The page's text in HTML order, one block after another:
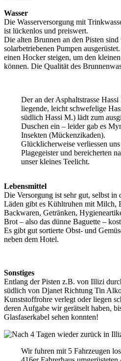
Wasser
Die Wasserversorgung mit
ist lückenlos und preiswert.
Die alten Brunnen an den Pisten
solarbetriebenen Pumpen
einen Hocker steigen, um den
können. Die Qualität des
Der an der Asphaltstrasse
liegende, leicht schwefelige
südlich Hassi M.) lädt zum
Duschen ein – leider gab es
Insekten (Mückenzikaden).
Glücklicherweise verliessen
Plagegeister und bereicherten
unser kleines Teelicht.
Lebensmittel
Die Versorgung ist sehr gut, selbst in
Läden gibt es Kühltruhen mit Milch,
Backwaren, Getränken,
Brot – also das dünne Baguette –
Es gibt gut sortierte Obst- und
neben dem Hotel.
Sonstiges
Entlang der Pisten z.B. von Illizi
südlich von Djanet Richtung Tin
Kunststoffrohre verlegt oder liegen
deren Aufgabe wir gerätselt haben,
Glasfaserkabel sehen konnten!
Wir fuhren mit 5 Fahrzeugen